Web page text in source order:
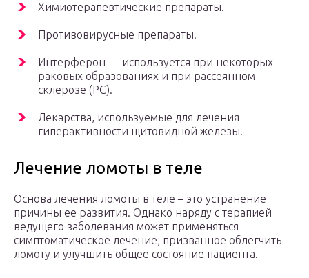
Химиотерапевтические препараты.
Противовирусные препараты.
Интерферон — используется при некоторых
раковых образованиях и при рассеянном
склерозе (РС).
Лекарства, используемые для лечения
гиперактивности щитовидной железы.
Лечение ломоты в теле
Основа лечения ломоты в теле – это устранение
причины ее развития. Однако наряду с терапией
ведущего заболевания может применяться
симптоматическое лечение, призванное облегчить
ломоту и улучшить общее состояние пациента.